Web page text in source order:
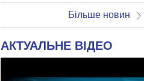
Більше новин
АКТУАЛЬНЕ ВІДЕО